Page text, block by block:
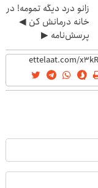
زانو درد دیگه تمومه! در
خانه درمانش کن ◀
پرسش‌نامه ▶